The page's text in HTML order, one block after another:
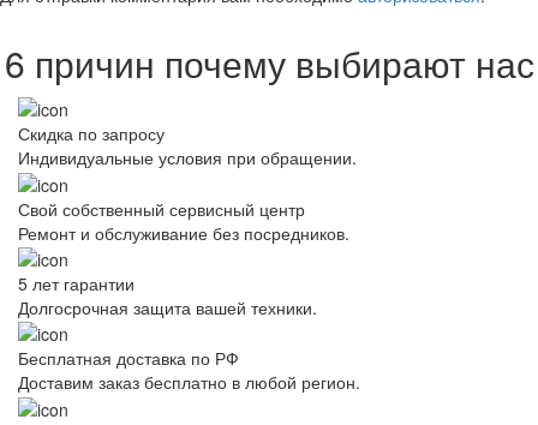
6 причин почему выбирают нас
Скидка по запросу
Индивидуальные условия при обращении.
Свой собственный сервисный центр
Ремонт и обслуживание без посредников.
5 лет гарантии
Долгосрочная защита вашей техники.
Бесплатная доставка по РФ
Доставим заказ бесплатно в любой регион.